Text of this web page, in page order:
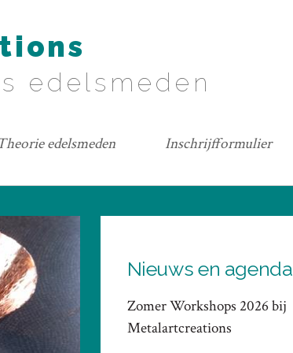
edelsmeden
edelsmeden Inschrijfformulier
Nieuws en agenda
Zomer Workshops 2026 bij
Metalartcreations